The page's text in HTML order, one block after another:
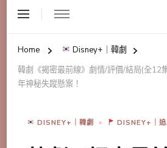
Home
Disney+｜韓劇
韓劇《揭密最前線》劇情/評價/結局(全12
年神秘失蹤懸案！
DISNEY+｜韓劇 DISNEY+｜